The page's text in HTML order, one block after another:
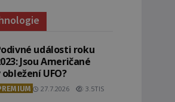
události roku
Jsou Američané
obležení UFO?
27.7.2026 3.5TIS